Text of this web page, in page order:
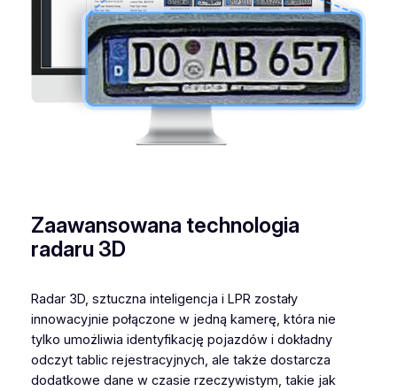
Zaawansowana technologia
radaru 3D
Radar 3D, sztuczna inteligencja i LPR zostały
innowacyjnie połączone w jedną kamerę, która nie
tylko umożliwia identyfikację pojazdów i dokładny
odczyt tablic rejestracyjnych, ale także dostarcza
dodatkowe dane w czasie rzeczywistym, takie jak